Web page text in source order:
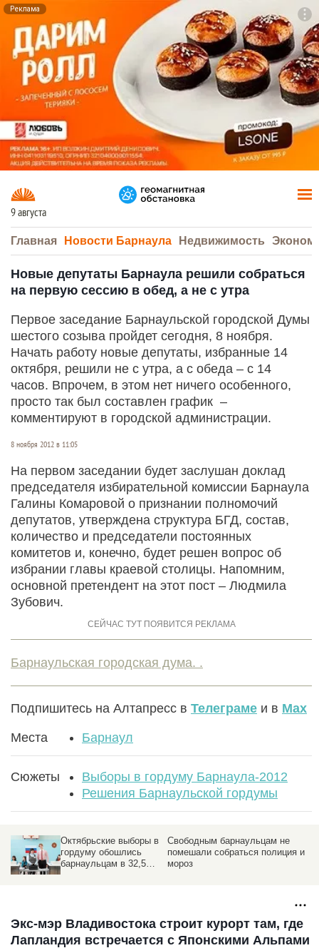
Реклама
9 августа
Главная Новости Барнаула Недвижимость
Новые депутаты Барнаула решили собраться
на первую сессию в обед, а не с утра
Первое заседание Барнаульской городской Думы
шестого созыва пройдет сегодня, 8 ноября.
Начать работу новые депутаты, избранные 14
октября, решили не с утра, а с обеда – с 14
часов. Впрочем, в этом нет ничего особенного,
просто так был составлен график –
комментируют в городской администрации.
8 ноября 2012 в 11:05
На первом заседании будет заслушан доклад
председателя избирательной комиссии Барнаула
Галины Комаровой о признании полномочий
депутатов, утверждена структура БГД, состав,
количество и председатели постоянных
комитетов и, конечно, будет решен вопрос об
избрании главы краевой столицы. Напомним,
основной претендент на этот пост – Людмила
Зубович.
Барнаульская городская дума. .
Подпишитесь на Алтапресс в Телеграме и в Max
Места Барнаул
Сюжеты
Выборы в гордуму Барнаула-2012
Решения Барнаульской гордумы
Октябрьские выборы в
гордуму обошлись
барнаульцам в 32,5
Свободным барнаульцам не
помешали собраться полиция и
мороз
Экс-мэр Владивостока строит курорт там, где
Лапландия встречается с Японскими Альпами